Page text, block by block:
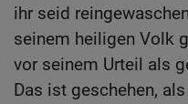
ihr seid
seinem heiligen Volk
vor seinem Urteil als
Das ist geschehen,